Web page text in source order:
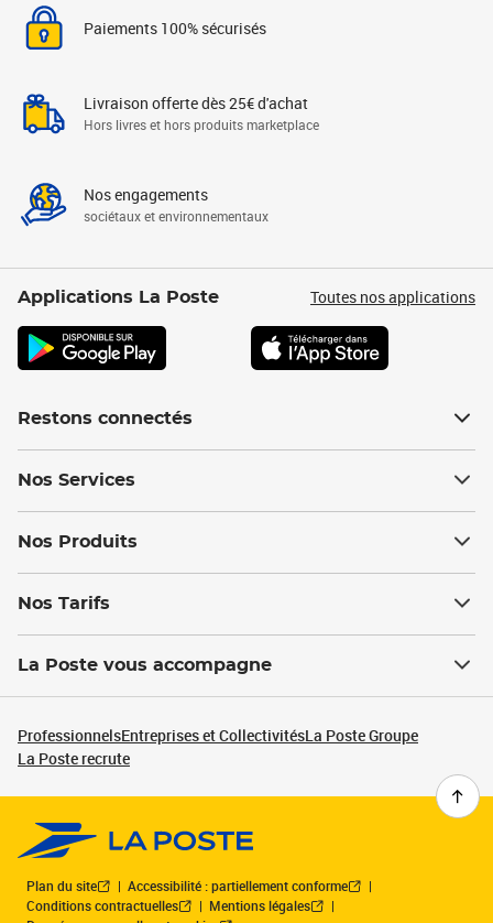
Paiements 100% sécurisés
Livraison offerte dès 25€ d'achat
Hors livres et hors produits marketplace
Nos engagements
sociétaux et environnementaux
Applications La Poste Toutes nos applications
Restons connectés
Nos Services
Nos Produits
Nos Tarifs
La Poste vous accompagne
ProfessionnelsEntreprises et CollectivitésLa Poste Groupe
La Poste recrute
Plan du site
Accessibilité : partiellement conforme
Conditions contractuelles
Mentions légales